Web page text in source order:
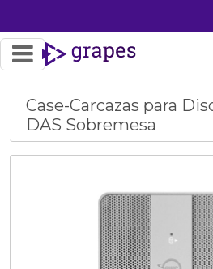
Case-Carcazas para
DAS Sobremesa